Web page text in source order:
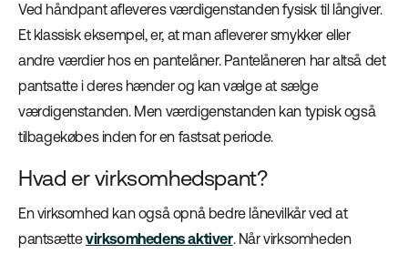
Ved håndpant afleveres værdigenstanden fysisk til långiver.
Et klassisk eksempel, er, at man afleverer smykker eller
andre værdier hos en pantelåner. Pantelåneren har altså det
pantsatte i deres hænder og kan vælge at sælge
værdigenstanden. Men værdigenstanden kan typisk også
tilbagekøbes inden for en fastsat periode.
Hvad er virksomhedspant?
En virksomhed kan også opnå bedre lånevilkår ved at
pantsættevirksomhedens aktiver. Når virksomheden